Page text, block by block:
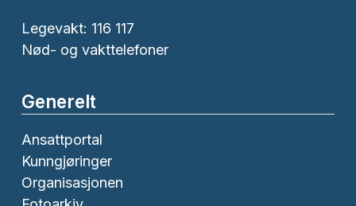
Legevakt: 116 117
Nød- og vakttelefoner
Generelt
Ansattportal
Kunngjøringer
Organisasjonen